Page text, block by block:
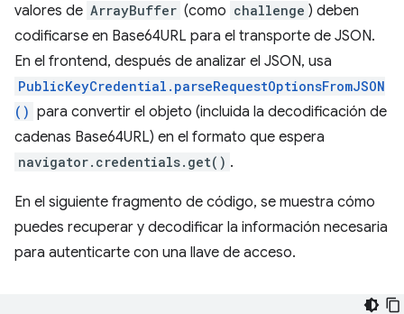
valores de ArrayBuffer (como challenge ) deben
codificarse en Base64URL para el transporte de JSON.
En el frontend, después de analizar el JSON, usa
PublicKeyCredential.parseRequestOptionsFromJSON
() para convertir el objeto (incluida la decodificación de
cadenas Base64URL) en el formato que espera
navigator.credentials.get() .
En el siguiente fragmento de código, se muestra cómo
puedes recuperar y decodificar la información necesaria
para autenticarte con una llave de acceso.